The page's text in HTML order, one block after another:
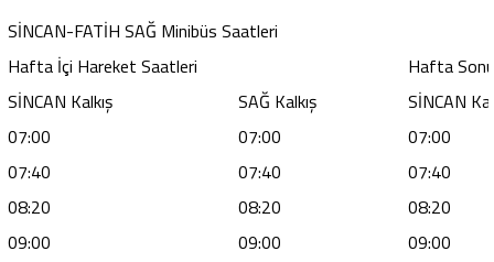
SİNCAN-FATİH SAĞ Minibüs Saatleri
Hafta İçi Hareket Saatleri
Hafta
SİNCAN Kalkış
SAĞ Kalkış
SİNCAN
07:00
07:00
07:00
07:40
07:40
07:40
08:20
08:20
08:20
09:00
09:00
09:00